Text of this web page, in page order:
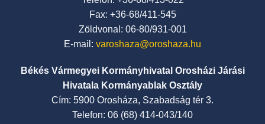
Fax: +36-68/411-545
Zöldvonal: 06-80/931-001
E-mail: varoshaza@oroshaza.hu
Békés Vármegyei Kormányhivatal Orosházi Járási
Hivatala Kormányablak Osztály
Cím: 5900 Orosháza, Szabadság tér 3.
Telefon: 06 (68) 414-043/140